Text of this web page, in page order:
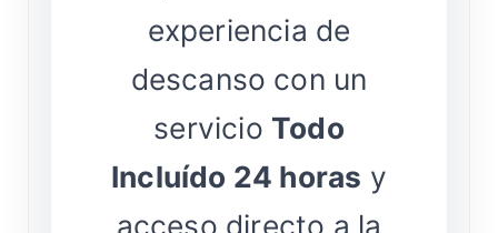
experiencia de
descanso con un
servicio Todo
Incluído 24 horas y
acceso directo a la